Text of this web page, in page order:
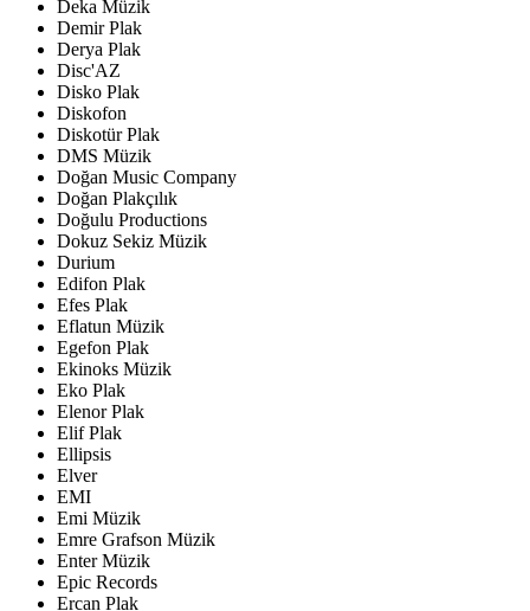
Deka Müzik
Demir Plak
Derya Plak
Disc'AZ
Disko Plak
Diskofon
Diskotür Plak
DMS Müzik
Doğan Music Company
Doğan Plakçılık
Doğulu Productions
Dokuz Sekiz Müzik
Durium
Edifon Plak
Efes Plak
Eflatun Müzik
Egefon Plak
Ekinoks Müzik
Eko Plak
Elenor Plak
Elif Plak
Ellipsis
Elver
EMI
Emi Müzik
Emre Grafson Müzik
Enter Müzik
Epic Records
Ercan Plak